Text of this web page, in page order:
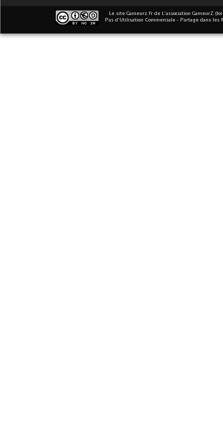
Le site Gameurz.fr de L'association GameurZ (loi
Pas d’Utilisation Commerciale - Partage dans